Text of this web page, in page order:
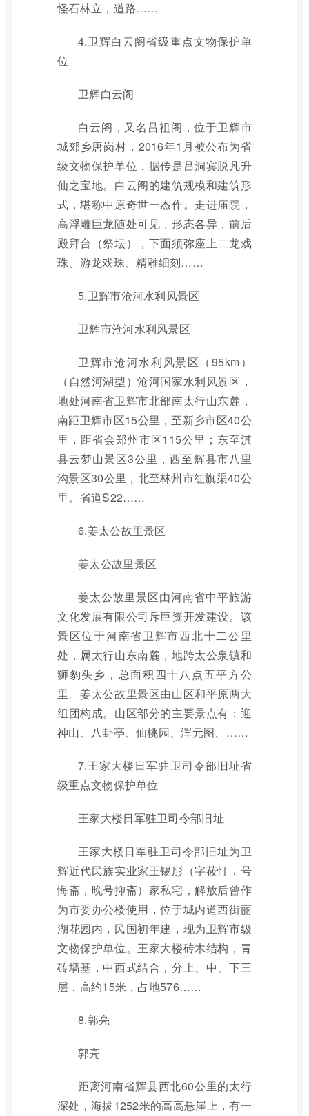
怪石林立，道路……
4.卫辉白云阁省级重点文物保护单
位
卫辉白云阁
白云阁，又名吕祖阁，位于卫辉市
城郊乡唐岗村，2016年1月被公布为省
级文物保护单位，据传是吕洞宾脱凡升
仙之宝地。白云阁的建筑规模和建筑形
式，堪称中原奇世一杰作。走进庙院，
高浮雕巨龙随处可见，形态各异，前后
殿拜台（祭坛），下面须弥座上二龙戏
珠、游龙戏珠、精雕细刻……
5.卫辉市沧河水利风景区
卫辉市沧河水利风景区
卫辉市沧河水利风景区（95km）
（自然河湖型）沧河国家水利风景区，
地处河南省卫辉市北部南太行山东麓，
南距卫辉市区15公里，至新乡市区40公
里，距省会郑州市区115公里；东至淇
县云梦山景区3公里，西至辉县市八里
沟景区30公里，北至林州市红旗渠40公
里。省道S22……
6.姜太公故里景区
姜太公故里景区
姜太公故里景区由河南省中平旅游
文化发展有限公司斥巨资开发建设。该
景区位于河南省卫辉市西北十二公里
处，属太行山东南麓，地跨太公泉镇和
狮豹头乡，总面积四十八点五平方公
里。姜太公故里景区由山区和平原两大
组团构成。山区部分的主要景点有：迎
神山、八卦亭、仙桃园、浑元图、……
7.王家大楼日军驻卫司令部旧址省
级重点文物保护单位
王家大楼日军驻卫司令部旧址
王家大楼日军驻卫司令部旧址为卫
辉近代民族实业家王锡彤（字莜忊，号
悔斋，晚号抑斋）家私宅，解放后曾作
为市委办公楼使用，位于城内道西街丽
湖花园内，民国初年建，现为卫辉市级
文物保护单位。王家大楼砖木结构，青
砖墙基，中西式结合，分上、中、下三
层，高约15米，占地576……
8.郭亮
郭亮
距离河南省辉县西北60公里的太行
深处，海拔1252米的高高悬崖上，有一